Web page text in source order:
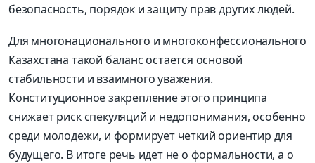
безопасность, порядок и защиту прав других людей.
Для многонационального и многоконфессионального
Казахстана такой баланс остается основой
стабильности и взаимного уважения.
Конституционное закрепление этого принципа
снижает риск спекуляций и недопонимания, особенно
среди молодежи, и формирует четкий ориентир для
будущего. В итоге речь идет не о формальности, а о